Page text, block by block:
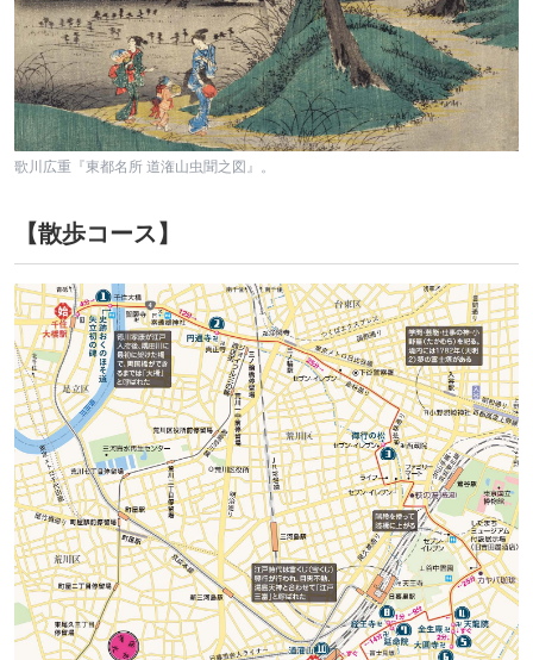
歌川広重『東都名所 道潅山虫聞之図』。
【散歩コース】